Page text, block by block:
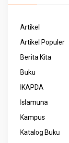
Artikel
Artikel Populer
Berita Kita
Buku
IKAPDA
Islamuna
Kampus
Katalog Buku